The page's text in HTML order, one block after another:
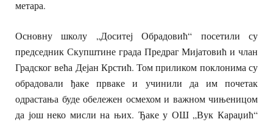
метара.
Основну школу „Доситеј Обрадовић“ посетили су
председник Скупштине града Предраг Мијатовић и члан
Градског већа Дејан Крстић. Том приликом поклонима су
обрадовали ђаке прваке и учинили да им почетак
одрастања буде обележен осмехом и важном чињеницом
да још неко мисли на њих. Ђаке у ОШ „Вук Караџић“